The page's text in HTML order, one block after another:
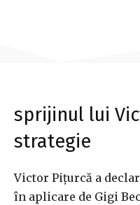
sprijinul lui
strategie
Victor Pițurcă a
în aplicare de Gigi